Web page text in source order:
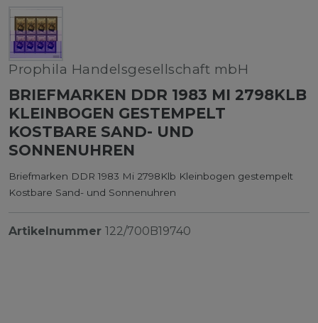
Prophila Handelsgesellschaft mbH
BRIEFMARKEN DDR 1983 MI 2798KLB
KLEINBOGEN GESTEMPELT
KOSTBARE SAND- UND
SONNENUHREN
Briefmarken DDR 1983 Mi 2798Klb Kleinbogen gestempelt
Kostbare Sand- und Sonnenuhren
Artikelnummer 122/700B19740